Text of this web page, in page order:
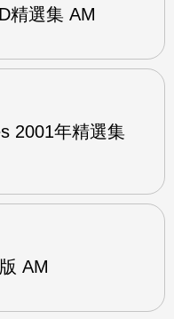
精選集 AM
2001年精選集
AM